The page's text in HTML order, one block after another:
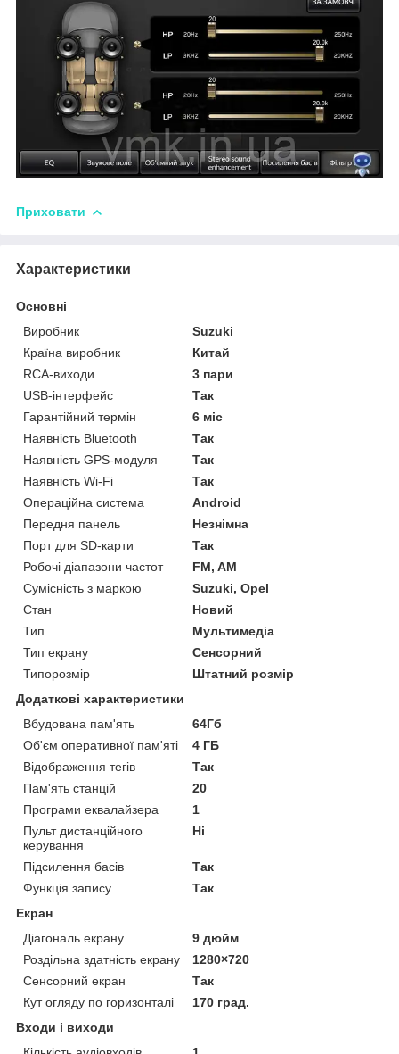
Приховати
Характеристики
Основні
Виробник
Suzuki
Країна виробник
Китай
RCA-виходи
3 пари
USB-інтерфейс
Так
Гарантійний термін
6 міс
Наявність Bluetooth
Так
Наявність GPS-модуля
Так
Наявність Wi-Fi
Так
Операційна система
Android
Передня панель
Незнімна
Порт для SD-карти
Так
Робочі діапазони частот
FM, AM
Сумісність з маркою
Suzuki, Opel
Стан
Новий
Тип
Мультимедіа
Тип екрану
Сенсорний
Типорозмір
Штатний розмір
Додаткові характеристики
Вбудована пам'ять
64Гб
Об'єм оперативної пам'яті
4 ГБ
Відображення тегів
Так
Пам'ять станцій
20
Програми еквалайзера
1
Пульт дистанційного
керування
Ні
Підсилення басів
Так
Функція запису
Так
Екран
Діагональ екрану
9 дюйм
Роздільна здатність екрану
1280×720
Сенсорний екран
Так
Кут огляду по горизонталі
170 град.
Входи і виходи